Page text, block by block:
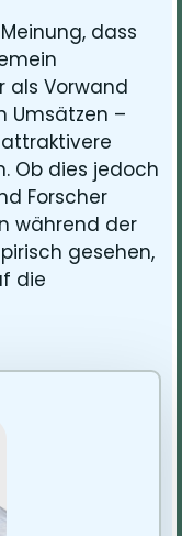
dass
als Vorwand
Umsätzen –
Ob dies jedoch
Forscher
während der
gesehen,
die